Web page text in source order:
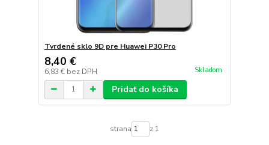
Tvrdené sklo 9D pre Huawei P30 Pro
8,40 €
6,83 € bez DPH Skladom
Pridať do košíka
strana z 1